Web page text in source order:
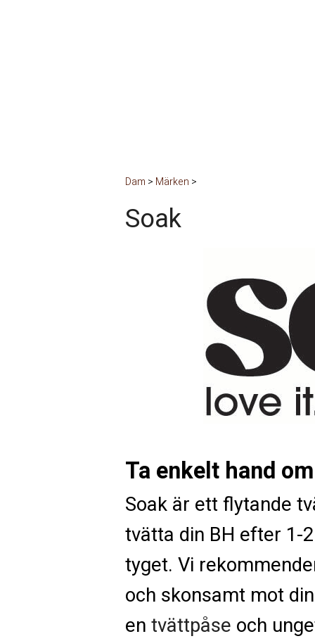
Dam > Märken >
Soak
Ta enkelt hand
Soak är ett flytande
tvätta din BH efter 1-
tyget. Vi
och skonsamt mot
entvättpåse och